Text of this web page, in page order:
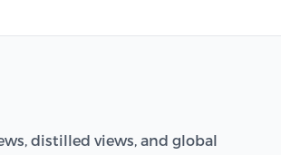
distilled views, and global